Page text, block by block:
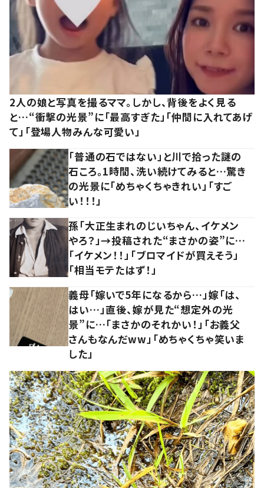
2人の娘と写真を撮るママ。しかし、背後をよく見る
と…“衝撃の光景”に「最高すぎた」「仲間に入れてあげ
て」「登場人物みんな可愛い」
「普通の石ではない」と川で拾った謎の
石ころ。1時間、洗い続けてみると…驚き
の光景に「めちゃくちゃきれい」「すご
い！！！」
孫「大正生まれのじいちゃん、イケメン
やろ？」→投稿された“まさかの姿”に…
「イケメン！！」「ブロマイドが買えそう」
「相当モテたはず！」
義母「嫁いで5年になるから…」嫁「は、
はい…」直後、嫁が見た“想定外の光
景”に…「まさかのそれかい！」「お義父
さんもなんだww」「めちゃくちゃ笑いま
した」